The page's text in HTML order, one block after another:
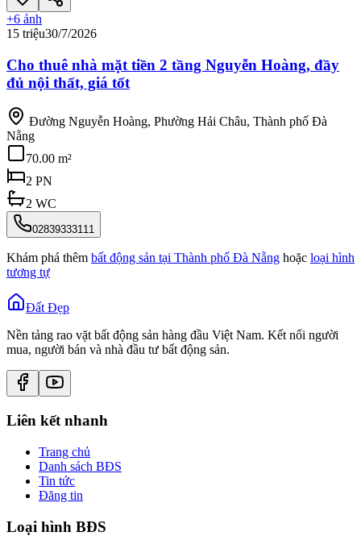
+6 ảnh
15 triệu30/7/2026
Cho thuê nhà mặt tiền 2 tầng Nguyễn Hoàng, đầy
đủ nội thất, giá tốt
Đường Nguyễn Hoàng, Phường Hải Châu, Thành phố Đà
Nẵng
70.00 m²
2 PN
2 WC
02839333111
Khám phá thêm bất động sản tại Thành phố Đà Nẵng hoặc loại hình
tương tự
Đất Đẹp
Nền tảng rao vặt bất động sản hàng đầu Việt Nam. Kết nối người
mua, người bán và nhà đầu tư bất động sản.
Liên kết nhanh
Trang chủ
Danh sách BĐS
Tin tức
Đăng tin
Loại hình BĐS